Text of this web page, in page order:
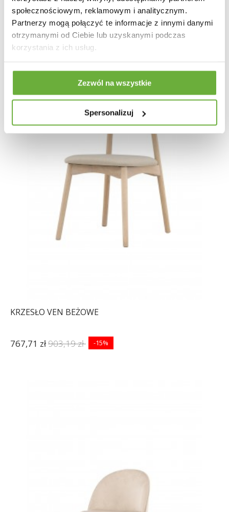
społecznościowym, reklamowym i analitycznym.
Partnerzy mogą połączyć te informacje z innymi danymi
otrzymanymi od Ciebie lub uzyskanymi podczas
korzystania z ich usług.
Zezwól na wszystkie
Spersonalizuj
KRZESŁO VEN BEŻOWE
767,71 zł903,19 zł -15%